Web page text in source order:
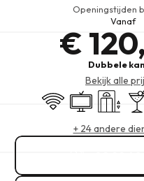
Openingstijden
Vanaf
€
Dubbele
Bekijk alle
Wifi Televisie
Lift
+ 24 andere